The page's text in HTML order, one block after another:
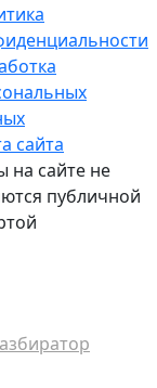
сайта
на сайте не
публичной